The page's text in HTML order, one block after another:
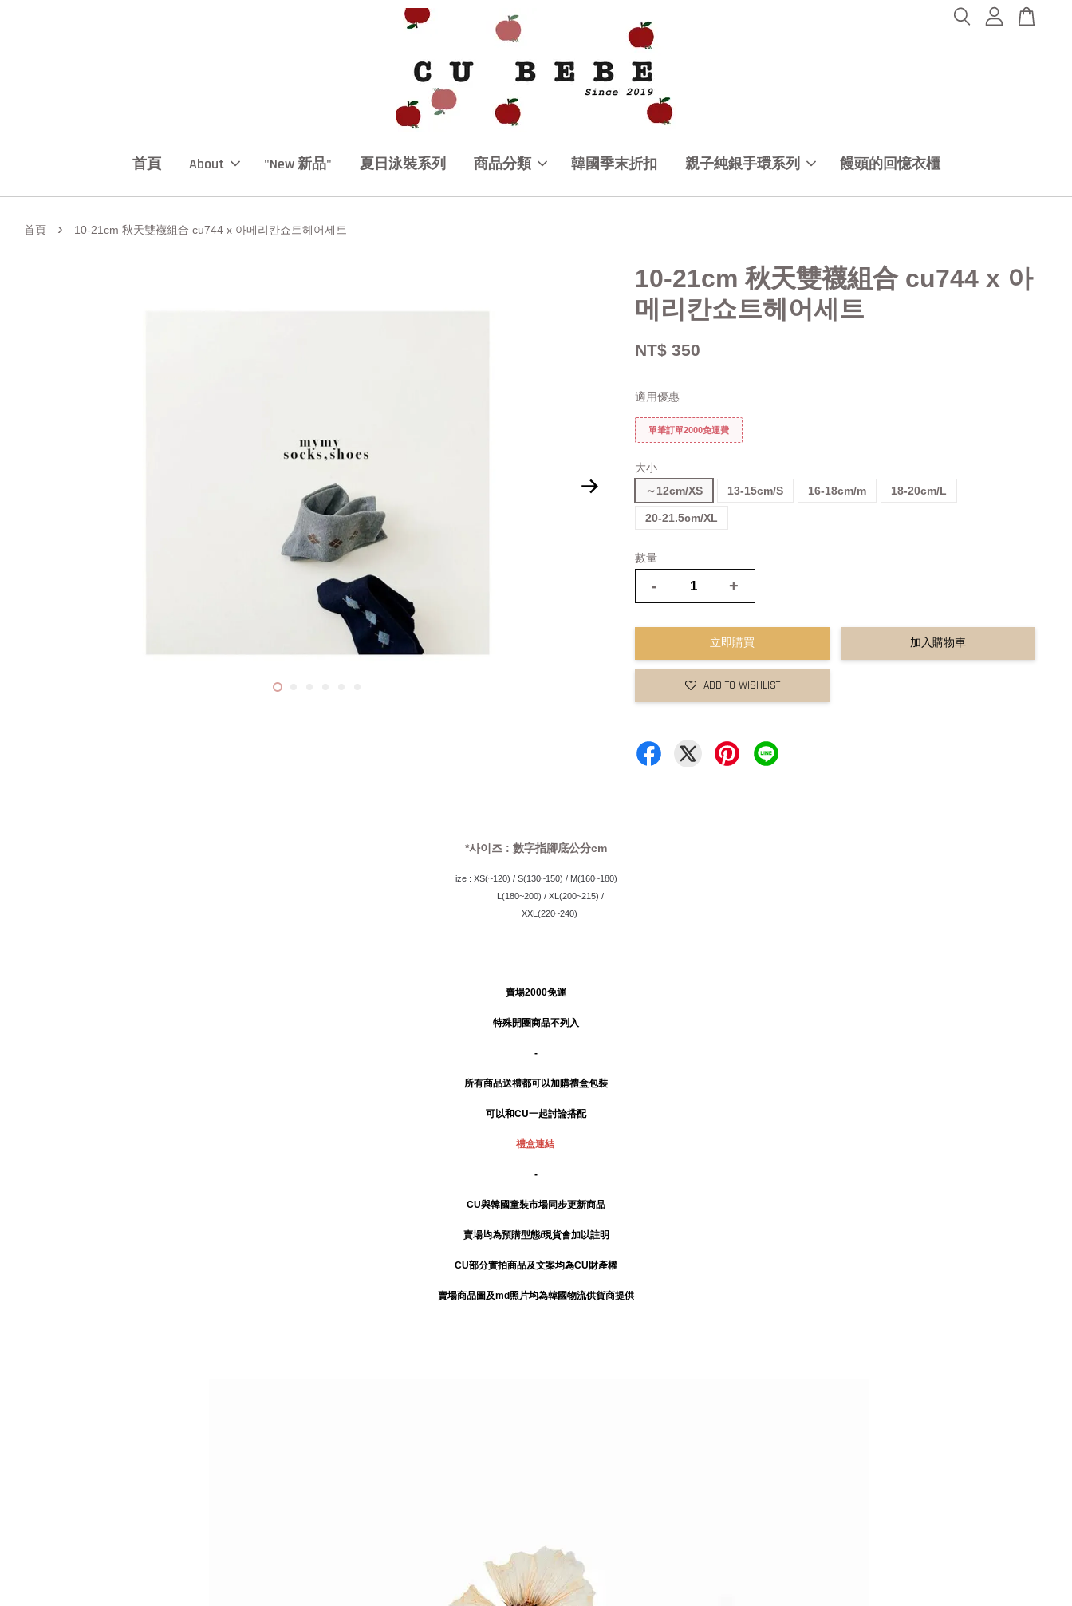
首頁 About "New 新品" 夏日泳裝系列 商品分類 韓國季末折扣 親子純銀手環系列 饅頭的回憶衣櫃
首頁 › 10-21cm 秋天雙襪組合 cu744 x 아메리칸쇼트헤어세트
10-21cm 秋天雙襪組合 cu744 x 아
메리칸쇼트헤어세트
NT$ 350
適用優惠
單筆訂單2000免運費
大小
～12cm/XS
13-15cm/S 16-18cm/m 18-20cm/L
20-21.5cm/XL
數量
- +
立即購買 加入購物車
ADD TO WISHLIST
*사이즈 : 數字指腳底公分cm
ize : XS(~120) / S(130~150) / M(160~180)
L(180~200) / XL(200~215) /
XXL(220~240)
賣場2000免運
特殊開團商品不列入
-
所有商品送禮都可以加購禮盒包裝
可以和CU一起討論搭配
禮盒連結
-
CU與韓國童裝市場同步更新商品
賣場均為預購型態/現貨會加以註明
CU部分實拍商品及文案均為CU財產權
賣場商品圖及md照片均為韓國物流供貨商提供